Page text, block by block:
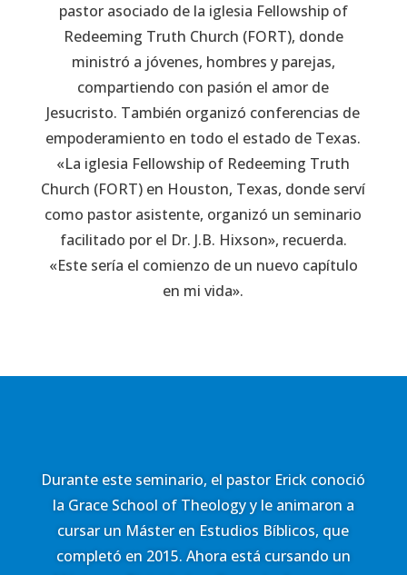
pastor asociado de la iglesia Fellowship of
Redeeming Truth Church (FORT), donde
ministró a jóvenes, hombres y parejas,
compartiendo con pasión el amor de
Jesucristo. También organizó conferencias de
empoderamiento en todo el estado de Texas.
«La iglesia Fellowship of Redeeming Truth
Church (FORT) en Houston, Texas, donde serví
como pastor asistente, organizó un seminario
facilitado por el Dr. J.B. Hixson», recuerda.
«Este sería el comienzo de un nuevo capítulo
en mi vida».
Durante este seminario, el pastor Erick conoció
la Grace School of Theology y le animaron a
cursar un Máster en Estudios Bíblicos, que
completó en 2015. Ahora está cursando un